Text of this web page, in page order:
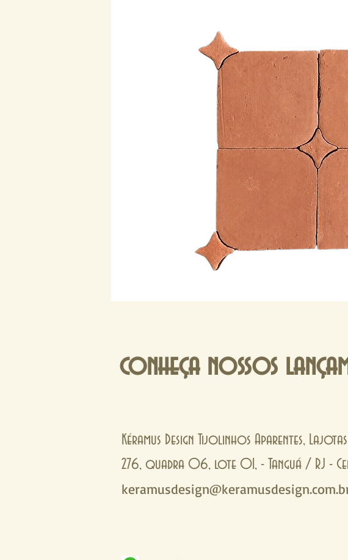
conheça nossos
Kéramus Design Tijolinhos Aparentes,
276, quadra 06, lote 01, - Tanguá / RJ -